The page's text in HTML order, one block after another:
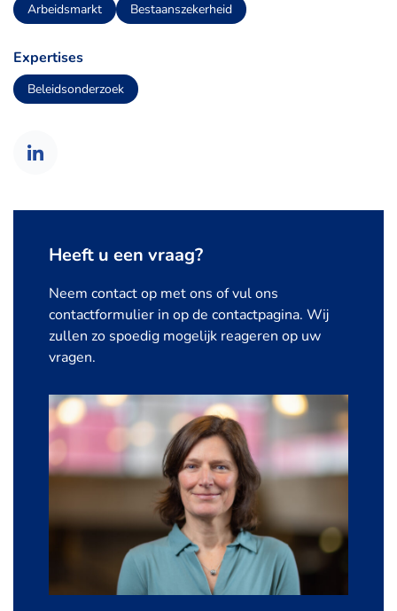
Arbeidsmarkt Bestaanszekerheid
Expertises
Beleidsonderzoek
Heeft u een vraag?
Neem contact op met ons of vul ons
contactformulier in op de contactpagina. Wij
zullen zo spoedig mogelijk reageren op uw
vragen.